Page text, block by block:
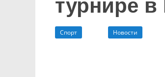
турнире в
Спорт Новости